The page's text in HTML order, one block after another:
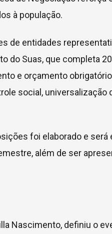
à população.
de entidades
Suas, que completa
e orçamento
social, universalização
foi elaborado e
além de ser
Nascimento, definiu o